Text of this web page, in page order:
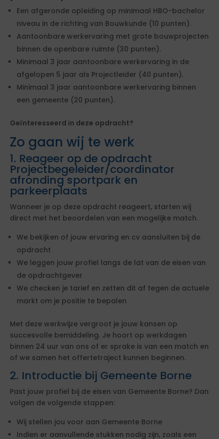
Een afgeronde opleiding op minimaal HBO-bachelor
niveau in de richting van Bouwkunde (10 punten).
Aantoonbare werkervaring met grote bouwprojecten
binnen de openbare ruimte (30 punten).
Minimaal 3 jaar aantoonbare werkervaring in de
afgelopen 5 jaar als Projectleider (40 punten).
Minimaal 3 jaar aantoonbare werkervaring binnen
een gemeente (20 punten).
Geïnteresseerd in deze opdracht?
Zo gaan wij te werk
1. Reageer op de opdracht
Projectbegeleider/coordinator
afronding sportpark en
parkeerplaats
Wanneer je op deze opdracht reageert, starten wij
direct met het beoordelen van een mogelijke match.
We bekijken of jouw ervaring en cv aansluiten bij de
opdracht
We leggen jouw profiel langs de lat van de eisen van
de opdrachtgever
We checken je tarief en zetten dit af tegen de actuele
markt om je positie te bepalen
Met deze werkwijze vergroot je jouw kansen op
succesvolle bemiddeling. Je hoort op werkdagen
binnen 24 uur van ons of er sprake is van een match en
of we samen het offertetraject kunnen beginnen.
2. Introductie bij Gemeente Borne
Past jouw profiel bij de eisen van Gemeente Borne? Dan
volgen de volgende stappen:
Wij stellen jou voor aan Gemeente Borne
Indien er aanvullende stukken nodig zijn, zoals een